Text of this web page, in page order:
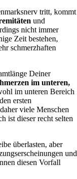
tritt, kommt
und
nicht immer
Zeit bestehen,
schmerzhaften
Deiner
im unteren,
im unteren Bereich
ersten
viele Menschen
ist dieser recht selten
überlasten, aber
und
diesen Vorfall